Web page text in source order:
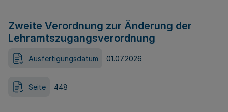
Zweite Verordnung zur Änderung der
Lehramtszugangsverordnung
Ausfertigungsdatum 01.07.2026
Seite 448